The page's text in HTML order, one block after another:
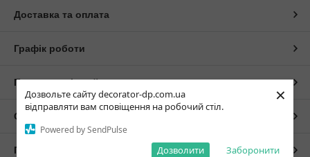
Дозвольте сайту decorator-dp.com.ua
відправляти вам сповіщення на робочий стіл.
Powered by SendPulse
Заборонити
Дозволити
×
Доставка та оплата
Графік роботи
Повна версія сайту
Сайт створено на маркетплейсі
Політика конфіденційності